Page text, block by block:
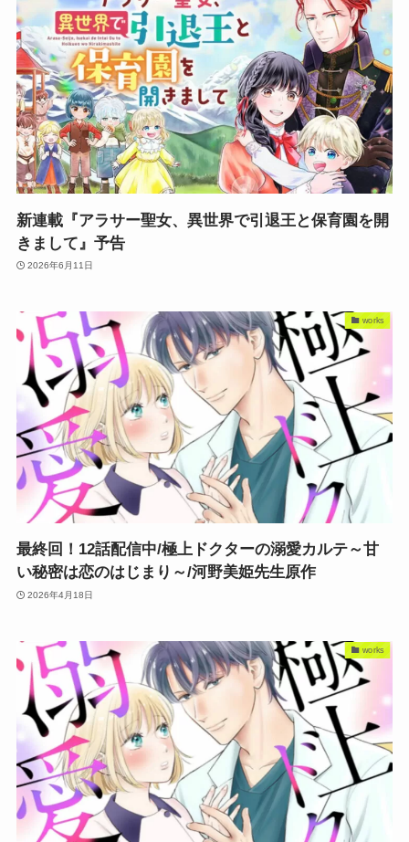
新連載『アラサー聖女、異世界で引退王と保育園を開
きまして』予告
2026年6月11日
works
最終回！12話配信中/極上ドクターの溺愛カルテ～甘
い秘密は恋のはじまり～/河野美姫先生原作
2026年4月18日
works